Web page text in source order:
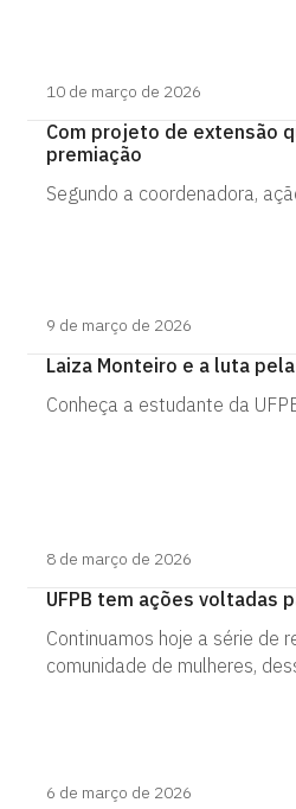
10 de março de 2026
Com projeto de extensão
premiação
Segundo a coordenadora,
9 de março de 2026
Laiza Monteiro e a luta
Conheça a estudante da
8 de março de 2026
UFPB tem ações voltadas
Continuamos hoje a série de
comunidade de mulheres,
6 de março de 2026